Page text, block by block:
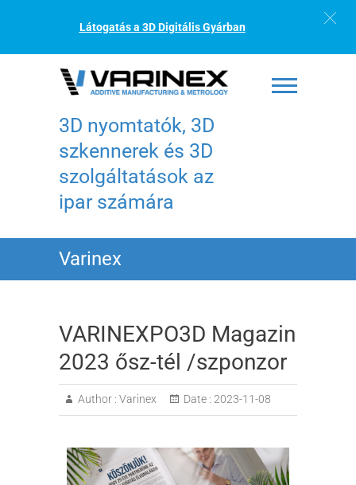
Látogatás a 3D Digitális Gyárban
3D nyomtatók, 3D
szkennerek és 3D
szolgáltatások az
ipar számára
Varinex
VARINEXPO3D Magazin
2023 ősz-tél /szponzor
Author : Varinex Date : 2023-11-08